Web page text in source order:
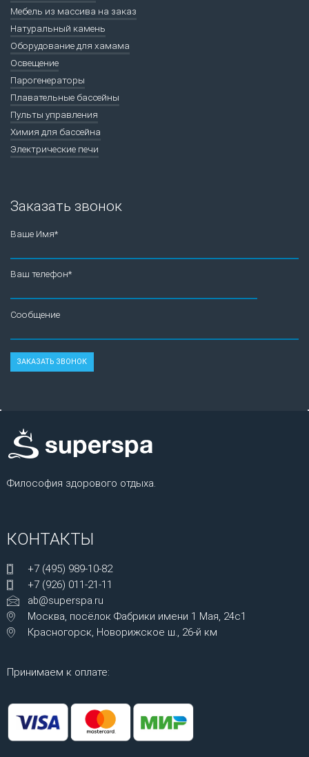
Мебель из массива на заказ
Натуральный камень
Оборудование для хамама
Освещение
Парогенераторы
Плавательные бассейны
Пульты управления
Химия для бассейна
Электрические печи
Заказать звонок
Ваше Имя*
Ваш телефон*
Сообщение
Философия здорового отдыха.
КОНТАКТЫ
+7 (495) 989-10-82
+7 (926) 011-21-11
ab@superspa.ru
Москва, посёлок Фабрики имени 1 Мая, 24с1
Красногорск, Новорижское ш., 26-й км
Принимаем к оплате: